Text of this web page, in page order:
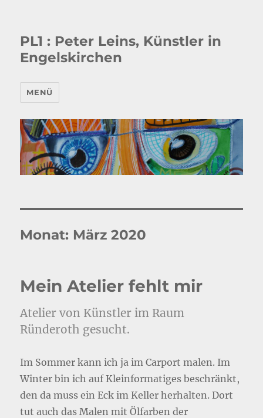
PL1 : Peter Leins, Künstler in
Engelskirchen
MENÜ
Monat: März 2020
Mein Atelier fehlt mir
Atelier von Künstler im Raum
Ründeroth gesucht.
Im Sommer kann ich ja im Carport malen. Im
Winter bin ich auf Kleinformatiges beschränkt,
den da muss ein Eck im Keller herhalten. Dort
tut auch das Malen mit Ölfarben der